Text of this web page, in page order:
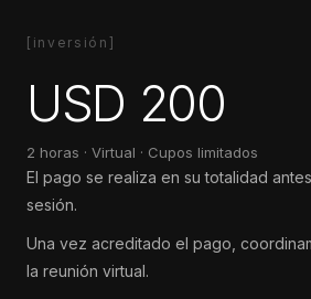
[inversión]
USD 200
2 horas · Virtual · Cupos limitados
El pago se realiza en su totalidad
sesión.
Una vez acreditado el pago,
la reunión virtual.